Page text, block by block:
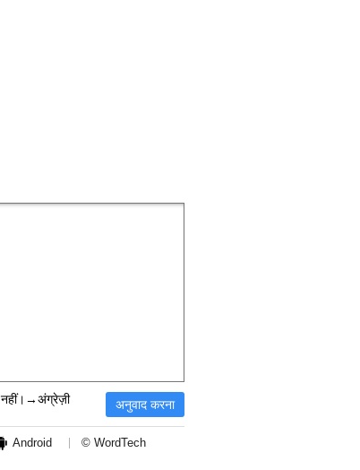
नहीं।→अंग्रेज़ी
Android © WordTech